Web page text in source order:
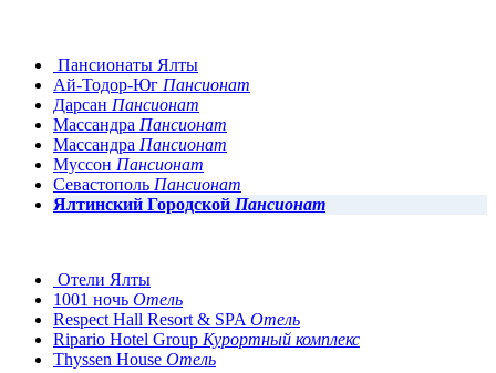
Пансионаты Ялты
Ай-Тодор-Юг Пансионат
Дарсан Пансионат
Массандра Пансионат
Массандра Пансионат
Муссон Пансионат
Севастополь Пансионат
Ялтинский Городской Пансионат
Отели Ялты
1001 ночь Отель
Respect Hall Resort & SPA Отель
Ripario Hotel Group Курортный комплекс
Thyssen House Отель